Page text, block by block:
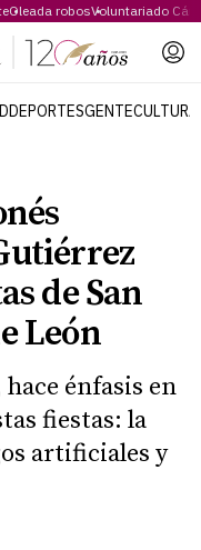
Oleada robosVoluntariado
DEPORTESGENTECULTURA
de San
León
énfasis en
fiestas: la
artificiales y